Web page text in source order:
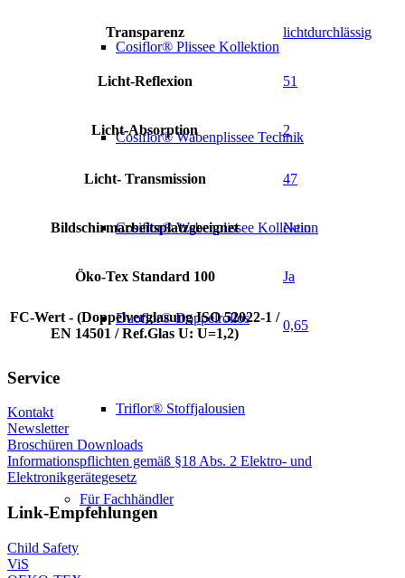
Cosiflor® Plissee Kollektion
Cosiflor® Wabenplissee Technik
Cosiflor® Wabenplissee Kollektion
Duoflor® Doppelrollos
Triflor® Stoffjalousien
Für Fachhändler
Transparenz lichtdurchlässig
Licht-Reflexion 51
Licht-Absorption 2
Licht- Transmission 47
Bildschirmarbeitsplatzgeeignet Nein
Öko-Tex Standard 100 Ja
FC-Wert - (Doppelverglasung ISO 52022-1 /
EN 14501 / Ref.Glas U: U=1,2)
0,65
Service
Kontakt
Newsletter
Broschüren Downloads
Informationspflichten gemäß §18 Abs. 2 Elektro- und
Elektronikgerätegesetz
Link-Empfehlungen
Child Safety
ViS